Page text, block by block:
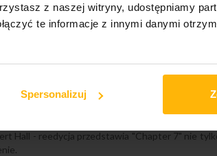
z naszej witryny, udostępniamy
te informacje z innymi danymi
Spersonalizuj
nieokiełznaną energię młodego
na groove'ach stworzonych dla
grupy. Reedycja "Chapter 7" nawiązuje do
Prize, a później BRIT Award.
Hall - reedycja przedstawia "Chapter 7" nie